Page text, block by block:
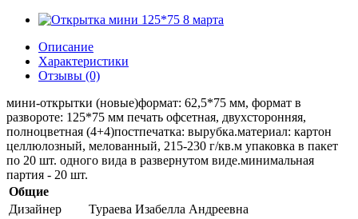
Описание
Характеристики
Отзывы (0)
мини-открытки (новые)формат: 62,5*75 мм, формат в
развороте: 125*75 мм печать офсетная, двухсторонняя,
полноцветная (4+4)постпечатка: вырубка.материал: картон
целлюлозный, мелованный, 215-230 г/кв.м упаковка в пакет
по 20 шт. одного вида в развернутом виде.минимальная
партия - 20 шт.
Общие
Дизайнер
Тураева Изабелла Андреевна